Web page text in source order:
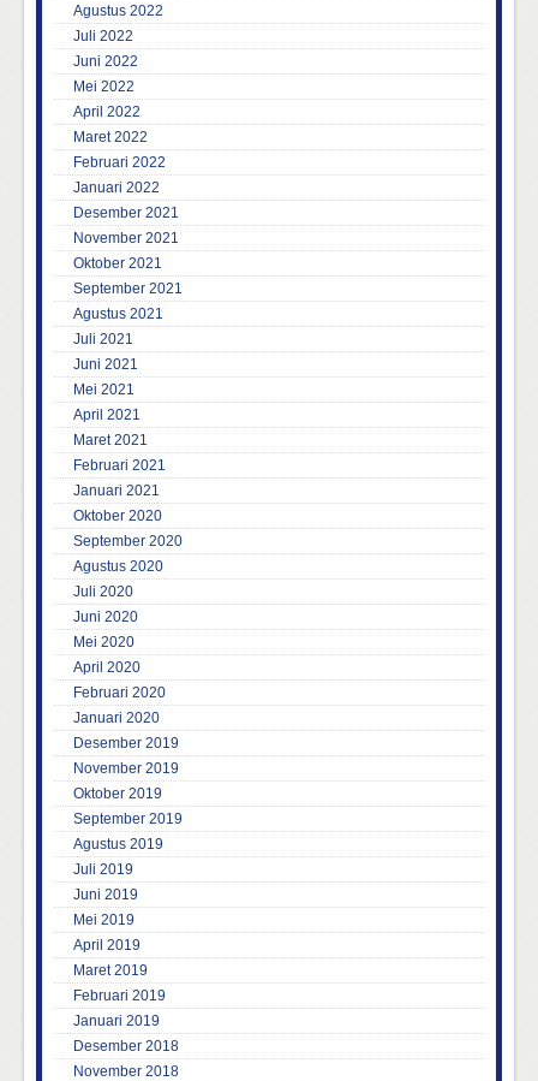
Agustus 2022
Juli 2022
Juni 2022
Mei 2022
April 2022
Maret 2022
Februari 2022
Januari 2022
Desember 2021
November 2021
Oktober 2021
September 2021
Agustus 2021
Juli 2021
Juni 2021
Mei 2021
April 2021
Maret 2021
Februari 2021
Januari 2021
Oktober 2020
September 2020
Agustus 2020
Juli 2020
Juni 2020
Mei 2020
April 2020
Februari 2020
Januari 2020
Desember 2019
November 2019
Oktober 2019
September 2019
Agustus 2019
Juli 2019
Juni 2019
Mei 2019
April 2019
Maret 2019
Februari 2019
Januari 2019
Desember 2018
November 2018